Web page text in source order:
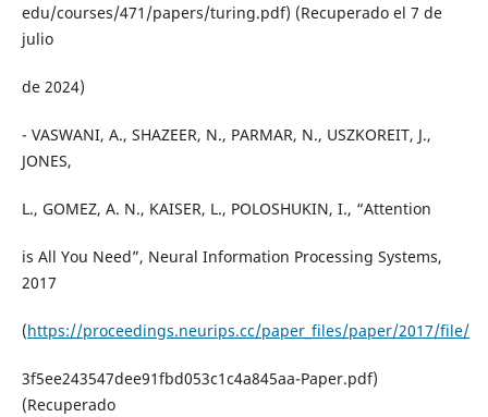
edu/courses/471/papers/turing.pdf) (Recuperado el 7 de
julio
de 2024)
- VASWANI, A., SHAZEER, N., PARMAR, N., USZKOREIT, J.,
JONES,
L., GOMEZ, A. N., KAISER, L., POLOSHUKIN, I., “Attention
is All You Need”, Neural Information Processing Systems,
2017
(https://proceedings.neurips.cc/paper_files/paper/2017/file/
3f5ee243547dee91fbd053c1c4a845aa-Paper.pdf)
(Recuperado